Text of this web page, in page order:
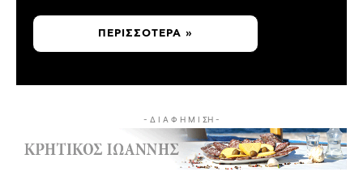
ΠΕΡΙΣΣΌΤΕΡΑ »
- Δ Ι Α Φ Η Μ Ι ΣΗ -